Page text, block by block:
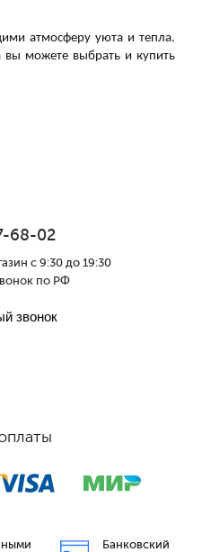
атмосферу уюта и тепла.
вы можете выбрать и купить
68-02
с 9:30 до 19:30
по РФ
звонок
Банковский